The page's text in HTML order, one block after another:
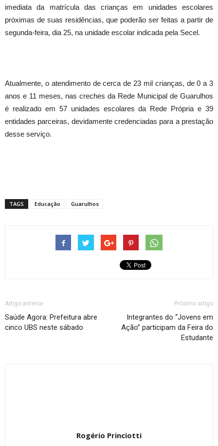
imediata da matrícula das crianças em unidades escolares
próximas de suas residências, que poderão ser feitas a partir de
segunda-feira, dia 25, na unidade escolar indicada pela Secel.
Atualmente, o atendimento de cerca de 23 mil crianças, de 0 a 3
anos e 11 meses, nas creches da Rede Municipal de Guarulhos
é realizado em 57 unidades escolares da Rede Própria e 39
entidades parceiras, devidamente credenciadas para a prestação
desse serviço.
TAGS Educação Guarulhos
Artigo anterior
Saúde Agora: Prefeitura abre
cinco UBS neste sábado
Próximo artigo
Integrantes do “Jovens em
Ação” participam da Feira do
Estudante
Rogério Princiotti